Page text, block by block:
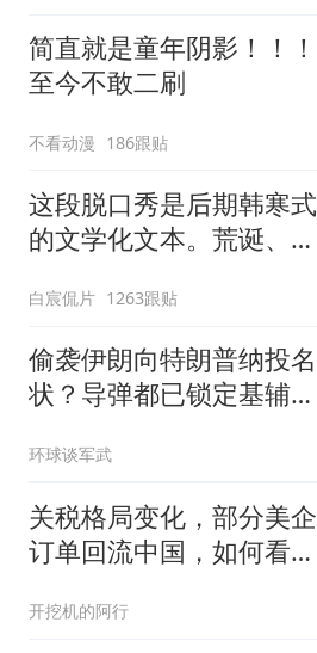
简直就是童年阴影！！！
至今不敢二刷
不看动漫 186跟贴
这段脱口秀是后期韩寒式
的文学化文本。荒诞、激
白宸侃片 1263跟贴
偷袭伊朗向特朗普纳投名
状？导弹都已锁定基辅才
豪赌到底有多疯？
环球谈军武
关税格局变化，部分美企
订单回流中国，如何看待
听听
开挖机的阿行